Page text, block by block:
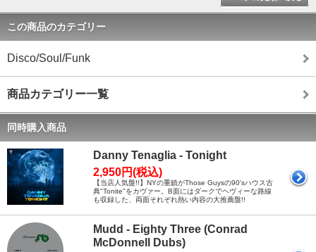
この商品のカテゴリー
Disco/Soul/Funk
商品カテゴリー一覧
同時購入商品
Danny Tenaglia - Tonight
2,950円(税込)
【当店人気盤!!】NYの重鎮がThose Guysの90'sハウス古
典"Tonite"をカヴァー。B面にはダークでヘヴィーな路線
も収録した、両面それぞれ熱い内容の大推薦盤!!
Mudd - Eighty Three (Conrad
McDonnell Dubs)